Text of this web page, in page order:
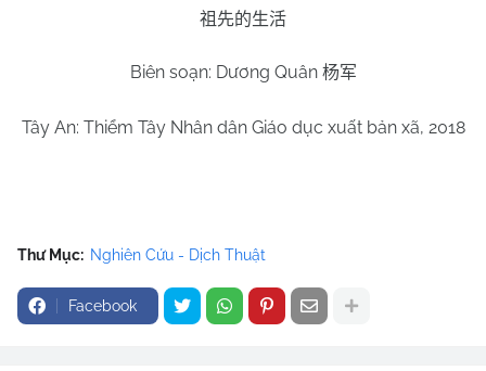
祖先的生活
Biên soạn: Dương Quân 杨军
Tây An: Thiểm Tây Nhân dân Giáo dục xuất bản xã, 2018
Thư Mục: Nghiên Cứu - Dịch Thuật
Facebook